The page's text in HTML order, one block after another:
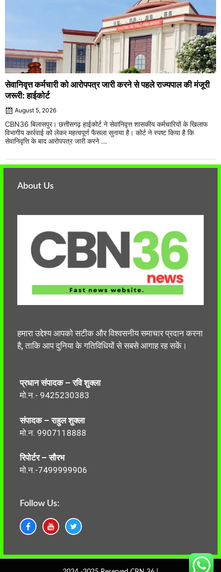
सेवानिवृत्त कर्मचारी को आरोपपत्र जारी करने से पहले राज्यपाल की मंजूरी
जरूरी: हाईकोर्ट
August 5, 2026
CBN36 बिलासपुर। छत्तीसगढ़ हाईकोर्ट ने सेवानिवृत्त शासकीय कर्मचारियों के खिलाफ
विभागीय कार्रवाई को लेकर महत्वपूर्ण फैसला सुनाया है। कोर्ट ने स्पष्ट किया है कि
सेवानिवृत्ति के बाद आरोपपत्र जारी करने ...
About Us
हमारा उद्देश्य आपको सटीक और विश्वसनीय समाचार प्रदान करना
है, ताकि आप दुनिया के गतिविधियों से सबसे आगाह रह सकें।
प्रधान संपादक – रवि शुक्ला
मो.न.- 9425230383
संपादक – राहुल शुक्ला
मो.न. 9907118888
रिपोर्टर – सौरभ
मो.न.-7499999906
Follow Us: